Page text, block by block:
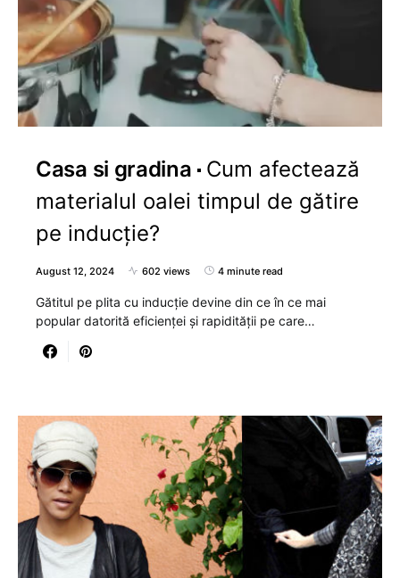
Casa si gradina
Cum afectează
materialul oalei timpul de gătire
pe inducție?
August 12, 2024 602 views 4 minute read
Gătitul pe plita cu inducție devine din ce în ce mai
popular datorită eficienței și rapidității pe care…